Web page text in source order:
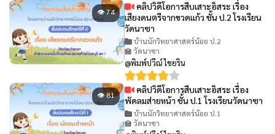
👁 74
คลิปวิดีโอการสืบเสาะอิสระ เรื่อง
เสียงดนตรีจากขวดแก้ว ชั้น ป.2 โรงเรียน
วัดนาซา
บ้านนักวิทยาศาสตร์น้อย ป.2
🏫 วัดนาซา
@พิมพ์ปวีณ์ ไชยริน
👁 81
คลิปวิดีโอการสืบเสาะอิสระ เรื่อง
พัดลมส่ายหน้า ชั้น ป.1 โรงเรียนวัดนาซา
บ้านนักวิทยาศาสตร์น้อย ป.1
🏫 วัดนาซา